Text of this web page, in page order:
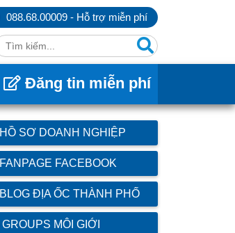
088.68.00009 - Hỗ trợ miễn phí
Đăng tin miễn phí
HỒ SƠ DOANH NGHIỆP
FANPAGE FACEBOOK
BLOG ĐỊA ỐC THÀNH PHỐ
GROUPS MÔI GIỚI